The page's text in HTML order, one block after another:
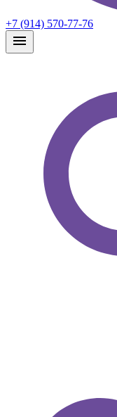
+7 (914) 570-77-76